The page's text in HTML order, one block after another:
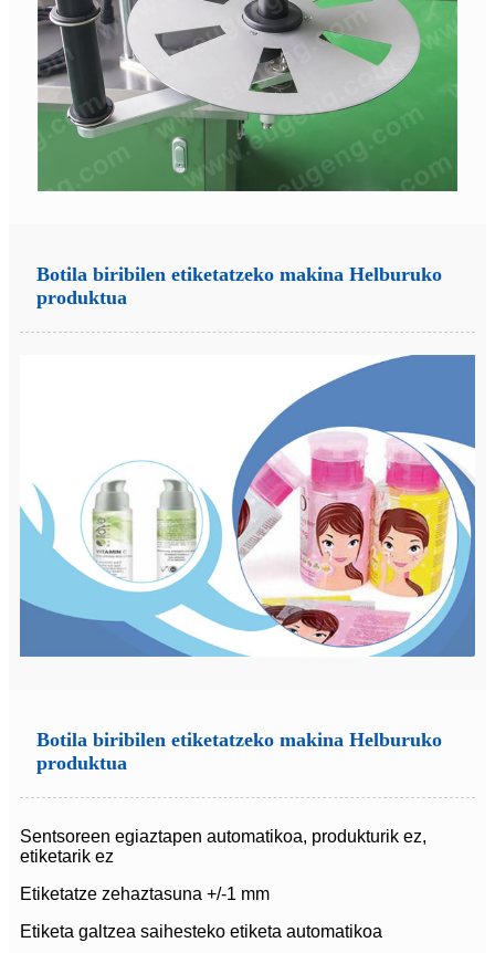
Botila biribilen etiketatzeko makina Helburuko
produktua
Botila biribilen etiketatzeko makina Helburuko
produktua
Sentsoreen egiaztapen automatikoa, produkturik ez,
etiketarik ez
Etiketatze zehaztasuna +/-1 mm
Etiketa galtzea saihesteko etiketa automatikoa